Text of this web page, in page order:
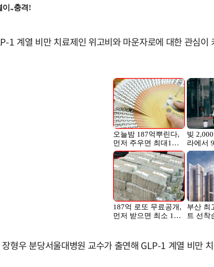
1 계열 비만 치료제인 위고비와 마운자로에 대한 관심
형우 분당서울대병원 교수가 출연해 GLP-1 계열 비만